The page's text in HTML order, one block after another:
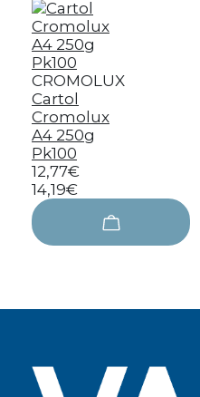
CROMOLUX
Cartol
Cromolux
A4 250g
Pk100
12,77€
14,19€